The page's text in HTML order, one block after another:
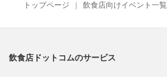
トップページ
飲食店向けイベント一覧
飲食店ドットコムのサービス